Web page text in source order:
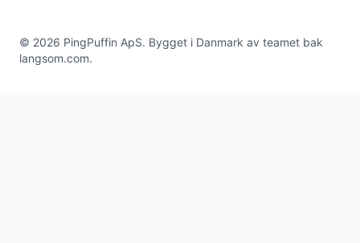
© 2026 PingPuffin ApS. Bygget i Danmark av teamet bak
langsom.com.